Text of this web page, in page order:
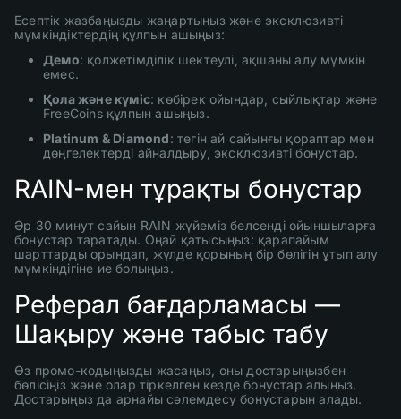
Есептік жазбаңызды жаңартыңыз және эксклюзивті
мүмкіндіктердің құлпын ашыңыз:
Демо: қолжетімділік шектеулі, ақшаны алу мүмкін
емес.
Қола және күміс: көбірек ойындар, сыйлықтар және
FreeCoins құлпын ашыңыз.
Platinum & Diamond: тегін ай сайынғы қораптар мен
дөңгелектерді айналдыру, эксклюзивті бонустар.
RAIN-мен тұрақты бонустар
Әр 30 минут сайын RAIN жүйеміз белсенді ойыншыларға
бонустар таратады. Оңай қатысыңыз: қарапайым
шарттарды орындап, жүлде қорының бір бөлігін ұтып алу
мүмкіндігіне ие болыңыз.
Реферал бағдарламасы —
Шақыру және табыс табу
Өз промо-кодыңызды жасаңыз, оны достарыңызбен
бөлісіңіз және олар тіркелген кезде бонустар алыңыз.
Достарыңыз да арнайы сәлемдесу бонустарын алады.